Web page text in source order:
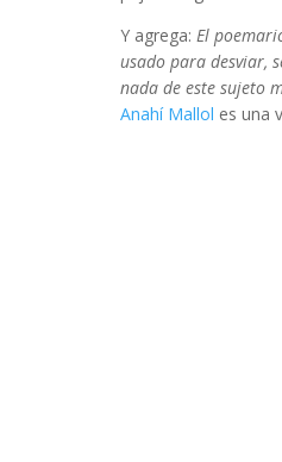
Y agrega: El
usado para desviar,
nada de este sujeto
Anahí Mallol es una